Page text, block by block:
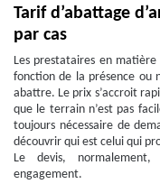
Tarif d’abattage
par cas
Les prestataires en
fonction de la présence ou
abattre. Le prix s’accroit
que le terrain n’est pas
toujours nécessaire de
découvrir qui est celui qui
Le devis,
engagement.